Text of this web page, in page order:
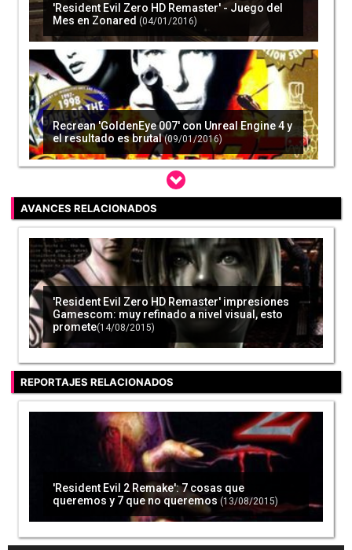
'Resident Evil Zero HD Remaster' - Juego del
Mes en Zonared (04/01/2016)
Recrean 'GoldenEye 007' con Unreal Engine 4 y
el resultado es brutal (09/01/2016)
Un jugador encuentra el código fuente de
Turok: Dinosaur Hunter de Nintendo 64
(16/01/2017)
20 años de Nintendo 64 como telón de fondo
para Nintendo Switch - La Zona (01/03/2017)
Mega Drive (14/01/2019)
AVANCES RELACIONADOS
'Resident Evil Zero HD Remaster' impresiones
Gamescom: muy refinado a nivel visual, esto
promete(14/08/2015)
REPORTAJES RELACIONADOS
'Resident Evil 2 Remake': 7 cosas que
queremos y 7 que no queremos (13/08/2015)